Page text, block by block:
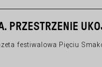
PRZESTRZENIE
festiwalowa Pięciu